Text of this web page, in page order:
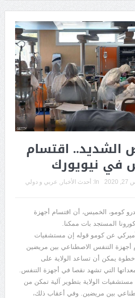
اقتسام
في نيويورك
In: أحدث الأخبار , عربي و دولي
كومو، الخميس، أن اقتسام أجهزة
المستجد بات ممكنا.
عن كومو قوله إن مستشفيات
أجهزة التنفس الاصطناعي بين مريضين
19»، وهي خطوة يمكن أن تساعد الولاية على
التي تشهد نقصا في أجهزة التنفس.
مستشفيات الولاية بتطوير آلية تمكن من
بين مريضين. وفي أعقاب ذلك،